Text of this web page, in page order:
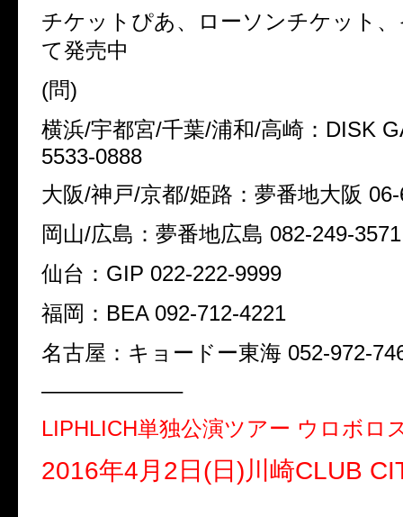
チケットぴあ、ローソンチケット
て発売中
(問)
横浜/宇都宮/千葉/浦和/高崎： DISK
5533-0888
大阪/神戸/京都/姫路：夢番地大阪
岡山/広島：夢番地広島 082-249-3571
仙台： GIP 022-222-9999
福岡： BEA 092-712-4221
名古屋：キョードー東海 052-972-
——————–
LIPHLICH単独公演ツアー ウロボロ
2016年4月 2 日 (日 )川崎CLUB